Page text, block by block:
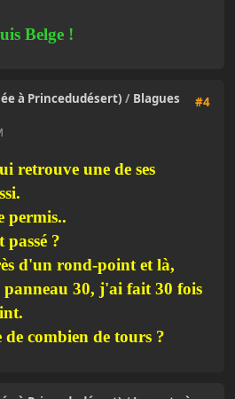
Belge !
#4
à Princedudésert) / Blagues
retrouve une de ses
permis..
passé ?
d'un rond-point et là,
30, j'ai fait 30 fois
combien de tours ?